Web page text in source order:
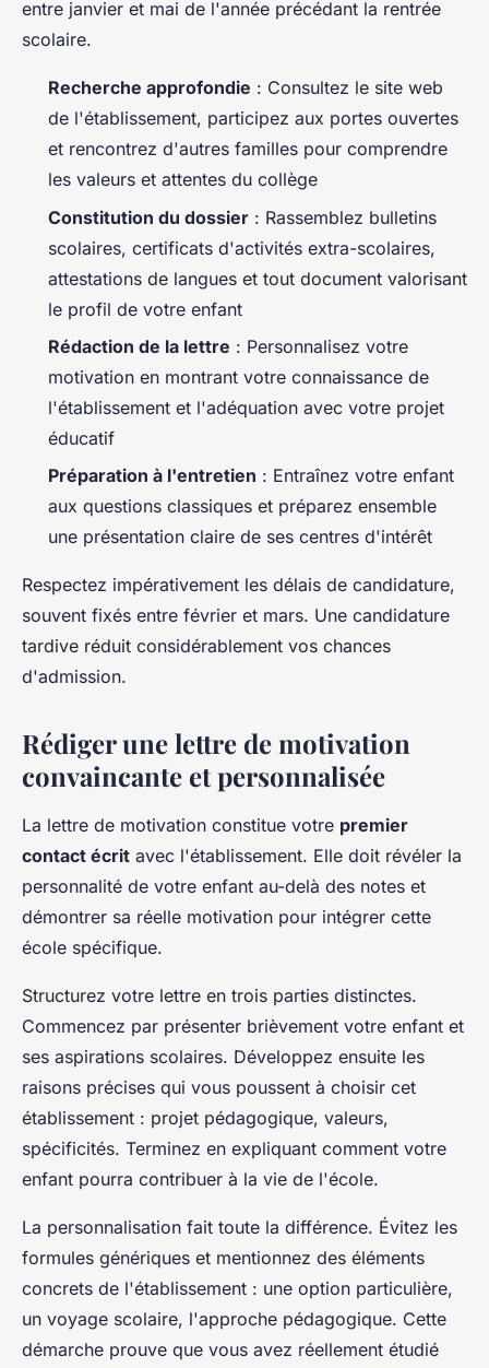
entre janvier et mai de l'année précédant la rentrée
scolaire.
Recherche approfondie : Consultez le site web
de l'établissement, participez aux portes ouvertes
et rencontrez d'autres familles pour comprendre
les valeurs et attentes du collège
Constitution du dossier : Rassemblez bulletins
scolaires, certificats d'activités extra-scolaires,
attestations de langues et tout document valorisant
le profil de votre enfant
Rédaction de la lettre : Personnalisez votre
motivation en montrant votre connaissance de
l'établissement et l'adéquation avec votre projet
éducatif
Préparation à l'entretien : Entraînez votre enfant
aux questions classiques et préparez ensemble
une présentation claire de ses centres d'intérêt
Respectez impérativement les délais de candidature,
souvent fixés entre février et mars. Une candidature
tardive réduit considérablement vos chances
d'admission.
Rédiger une lettre de motivation
convaincante et personnalisée
La lettre de motivation constitue votre premier
contact écrit avec l'établissement. Elle doit révéler la
personnalité de votre enfant au-delà des notes et
démontrer sa réelle motivation pour intégrer cette
école spécifique.
Structurez votre lettre en trois parties distinctes.
Commencez par présenter brièvement votre enfant et
ses aspirations scolaires. Développez ensuite les
raisons précises qui vous poussent à choisir cet
établissement : projet pédagogique, valeurs,
spécificités. Terminez en expliquant comment votre
enfant pourra contribuer à la vie de l'école.
La personnalisation fait toute la différence. Évitez les
formules génériques et mentionnez des éléments
concrets de l'établissement : une option particulière,
un voyage scolaire, l'approche pédagogique. Cette
démarche prouve que vous avez réellement étudié